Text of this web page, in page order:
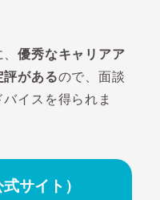
、優秀なキャリアア
評があるので、面談
イスを得られま
サイト）